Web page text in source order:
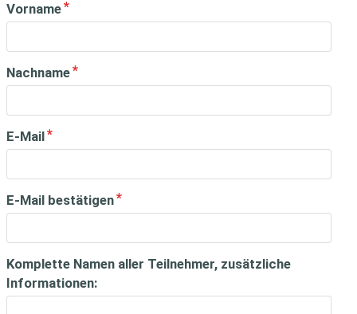
Vorname
Nachname
E-Mail
E-Mail bestätigen
Komplette Namen aller Teilnehmer, zusätzliche
Informationen: